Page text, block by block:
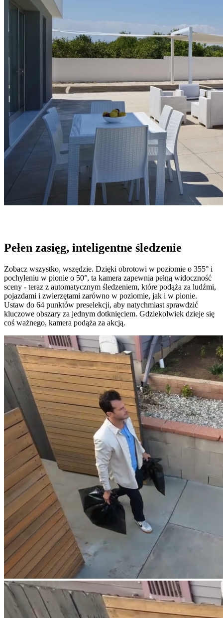
Pełen zasięg, inteligentne śledzenie
Zobacz wszystko, wszędzie. Dzięki obrotowi w poziomie o 355° i
pochyleniu w pionie o 50°, ta kamera zapewnia pełną widoczność
sceny - teraz z automatycznym śledzeniem, które podąża za ludźmi,
pojazdami i zwierzętami zarówno w poziomie, jak i w pionie.
Ustaw do 64 punktów preselekcji, aby natychmiast sprawdzić
kluczowe obszary za jednym dotknięciem. Gdziekolwiek dzieje się
coś ważnego, kamera podąża za akcją.